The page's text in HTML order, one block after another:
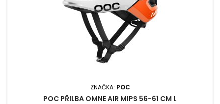
ZNAČKA: POC
POC PŘILBA OMNE AIR MIPS 56-61 CM L